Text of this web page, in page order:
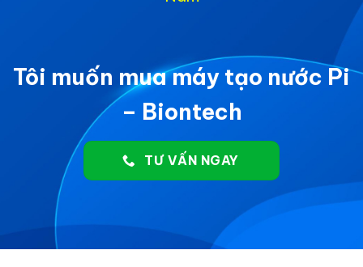
Tôi muốn mua máy tạo nước Pi
– Biontech
TƯ VẤN NGAY